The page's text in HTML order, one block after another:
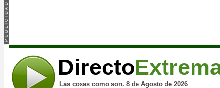
Directo
Las cosas como son. 8 de Agosto de 2026